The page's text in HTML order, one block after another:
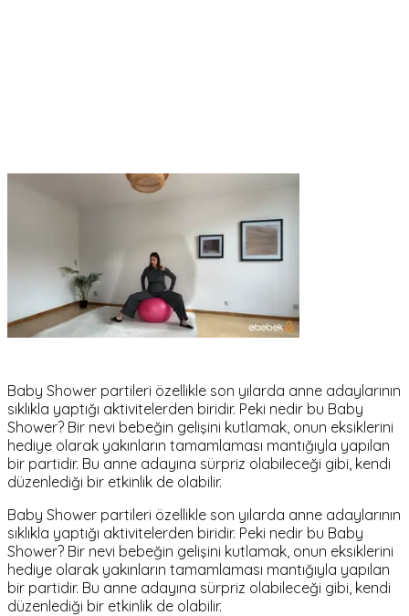
Baby Shower partileri özellikle son yılarda anne adaylarının
sıklıkla yaptığı aktivitelerden biridir. Peki nedir bu Baby
Shower? Bir nevi bebeğin gelişini kutlamak, onun eksiklerini
hediye olarak yakınların tamamlaması mantığıyla yapılan
bir partidir. Bu anne adayına sürpriz olabileceği gibi, kendi
düzenlediği bir etkinlik de olabilir.
Baby Shower partileri özellikle son yılarda anne adaylarının
sıklıkla yaptığı aktivitelerden biridir. Peki nedir bu Baby
Shower? Bir nevi bebeğin gelişini kutlamak, onun eksiklerini
hediye olarak yakınların tamamlaması mantığıyla yapılan
bir partidir. Bu anne adayına sürpriz olabileceği gibi, kendi
düzenlediği bir etkinlik de olabilir.